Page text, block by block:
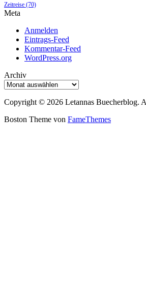
Zeitreise (70)
Meta
Anmelden
Eintrags-Feed
Kommentar-Feed
WordPress.org
Archiv
Archiv
Copyright © 2026 Letannas Buecherblog.
Boston Theme von FameThemes